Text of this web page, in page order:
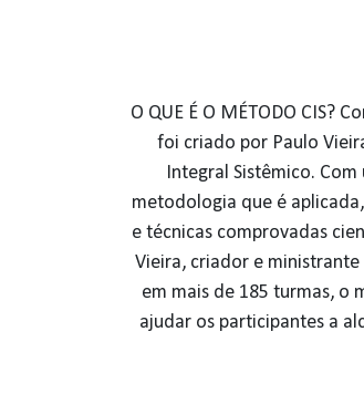
O QUE É O MÉTODO CIS?
foi criado por Paulo
Integral Sistêmico.
metodologia que é
e técnicas comprovadas
Vieira, criador e
em mais de 185 turmas, o
ajudar os participantes a